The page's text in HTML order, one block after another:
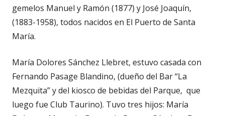
gemelos Manuel y Ramón (1877) y José Joaquín,
(1883-1958), todos nacidos en El Puerto de Santa
María.
María Dolores Sánchez Llebret, estuvo casada con
Fernando Pasage Blandino, (dueño del Bar “La
Mezquita” y del kiosco de bebidas del Parque, que
luego fue Club Taurino). Tuvo tres hijos: María